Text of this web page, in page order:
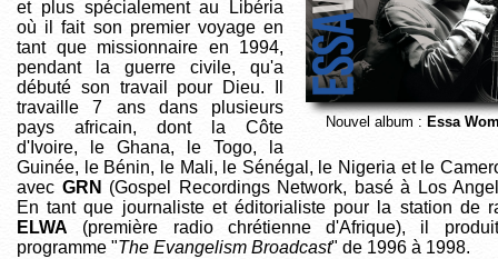
Nouvel album : Essa
et plus spécialement au Libéria
où il fait son premier voyage en
tant que missionnaire en 1994,
pendant la guerre civile, qu'a
débuté son travail pour Dieu. Il
travaille 7 ans dans plusieurs
pays africain, dont la Côte
d'Ivoire, le Ghana, le Togo, la
Guinée, le Bénin, le Mali, le Sénégal, le Nigeria et le
avec GRN (Gospel Recordings Network, basé à Los
En tant que journaliste et éditorialiste pour la station de
ELWA (première radio chrétienne d'Afrique), il
programme "The Evangelism Broadcast" de 1996 à 1998.